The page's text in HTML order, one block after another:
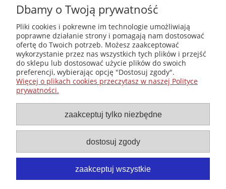
księgarni”
(edycja 2025-
2026)
Księgarnia-Galeria "Nieznany Świat" - internetowy sklep
ezoteryczny online
Zapraszamy również do odwiedzenia naszej księgarni
stacjonarnej przy ul. Kredytowej 2 w Warszawie
© Copyright 2014-2026 Wydawnictwo "Nieznany Świat"
Wszelkie prawa zastrzeżone
Dbamy o Twoją prywatność
Pliki cookies i pokrewne im technologie umożliwiają
poprawne działanie strony i pomagają nam dostosować
ofertę do Twoich potrzeb. Możesz zaakceptować
wykorzystanie przez nas wszystkich tych plików i przejść
do sklepu lub dostosować użycie plików do swoich
preferencji, wybierając opcję "Dostosuj zgody".
Więcej o plikach cookies przeczytasz w naszej Polityce
prywatności.
zaakceptuj tylko niezbędne
dostosuj zgody
zaakceptuj wszystkie